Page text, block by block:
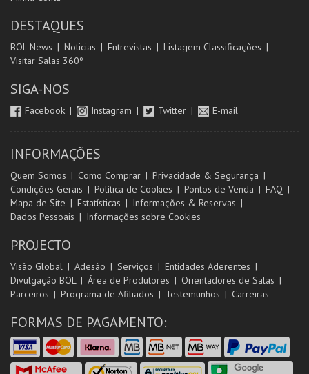
DESTAQUES
BOL News Noticias Entrevistas
Listagem Classificações
Visitar Salas 360º
SIGA-NOS
Facebook Instagram Twitter E-mail
INFORMAÇÕES
Quem Somos Como Comprar
Privacidade & Segurança
Condições Gerais
Política de Cookies Pontos de Venda
FAQ
Mapa de Site
Estatísticas
Informações & Reservas
Dados Pessoais
Informações sobre Cookies
PROJECTO
Visão Global Adesão Serviços
Entidades Aderentes
Divulgação BOL
Área de Produtores
Orientadores de Salas
Parceiros
Programa de Afiliados Testemunhos Carreiras
FORMAS DE PAGAMENTO: